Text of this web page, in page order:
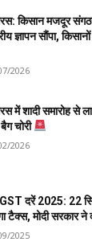
किसान मजदूर
ज्ञापन सौंपा,
2026
में शादी समारोह
चोरी
2026
दरें 2025: 22
टैक्स, मोदी सरकार ने
2025